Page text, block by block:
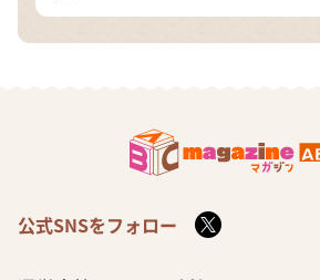
公式SNSをフォロー